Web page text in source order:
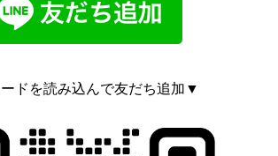
ドを読み込んで友だち追加▼